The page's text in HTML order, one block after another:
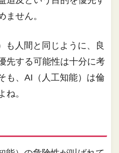
ません。
も人間と同じように、良
先する可能性は十分に考
も、AI（人工知能）は倫
ね。